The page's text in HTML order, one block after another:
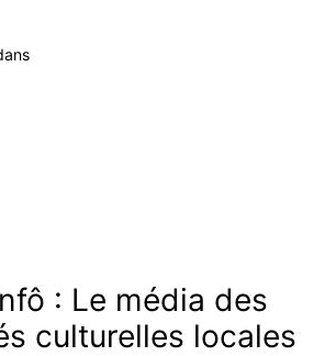
: Le média des
culturelles locales